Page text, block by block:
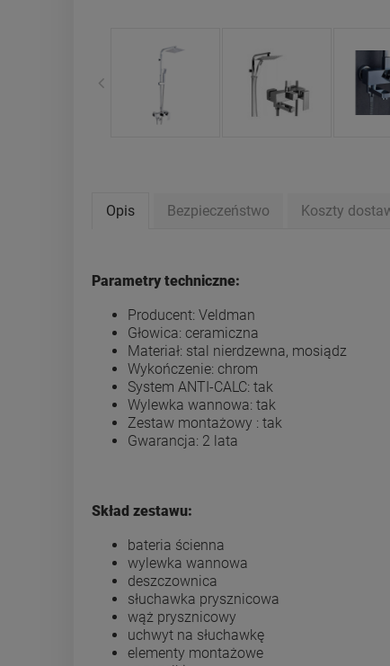
Opis Bezpieczeństwo Koszty
Parametry techniczne:
Producent: Veldman
Głowica: ceramiczna
Materiał: stal nierdzewna, mosiądz
Wykończenie: chrom
System ANTI-CALC: tak
Wylewka wannowa: tak
Zestaw montażowy : tak
Gwarancja: 2 lata
Skład zestawu:
bateria ścienna
wylewka wannowa
deszczownica
słuchawka prysznicowa
wąż prysznicowy
uchwyt na słuchawkę
elementy montażowe